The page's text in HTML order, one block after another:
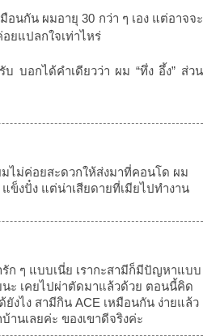
นกัน ผมอายุ 30 กว่า ๆ เอง แต่อาจจะ
ยแปลกใจเท่าไหร่
บอกได้คำเดียวว่า ผม “ทึ่ง อึ้ง” ส่วน
ไม่ค่อยสะดวกให้ส่งมาที่คอนโด ผม
ข็งปั๋ง แต่น่าเสียดายที่เมียไปทำงาน
ก ๆ แบบเนี่ย เรากะสามีก็มีปัญหาแบบ
นะ เคยไปผ่าตัดมาแล้วด้วย ตอนนี้คิด
งไง สามีกิน ACE เหมือนกัน ง่ายแล้ว
นเลยค่ะ ของเขาดีจริงค่ะ